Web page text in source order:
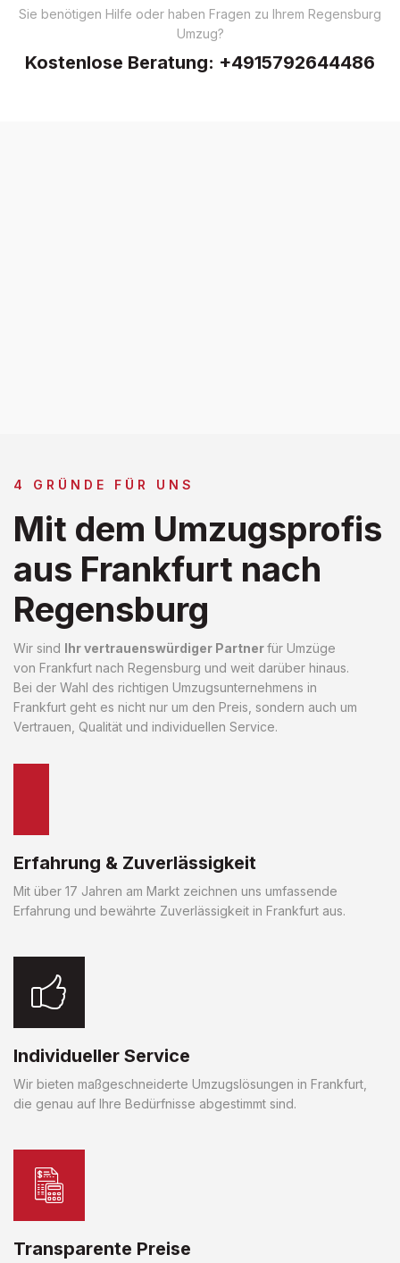
Sie benötigen Hilfe oder haben Fragen zu Ihrem Regensburg
Umzug?
Kostenlose Beratung: +4915792644486
4 GRÜNDE FÜR UNS
Mit dem Umzugsprofis
aus Frankfurt nach
Regensburg
Wir sind Ihr vertrauenswürdiger Partnerfür Umzüge
von Frankfurt nach Regensburg und weit darüber hinaus.
Bei der Wahl des richtigen Umzugsunternehmens in
Frankfurt geht es nicht nur um den Preis, sondern auch um
Vertrauen, Qualität und individuellen Service.
Erfahrung & Zuverlässigkeit
Mit über 17 Jahren am Markt zeichnen uns umfassende
Erfahrung und bewährte Zuverlässigkeit in Frankfurt aus.
Individueller Service
Wir bieten maßgeschneiderte Umzugslösungen in Frankfurt,
die genau auf Ihre Bedürfnisse abgestimmt sind.
Transparente Preise